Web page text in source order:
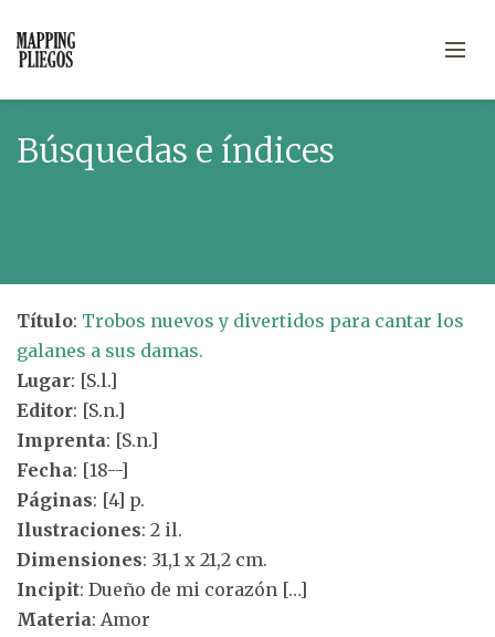
Búsquedas e índices
Título: Trobos nuevos y divertidos para cantar los
galanes a sus damas.
Lugar: [S.l.]
Editor: [S.n.]
Imprenta: [S.n.]
Fecha: [18--]
Páginas: [4] p.
Ilustraciones: 2 il.
Dimensiones: 31,1 x 21,2 cm.
Incipit: Dueño de mi corazón […]
Materia: Amor